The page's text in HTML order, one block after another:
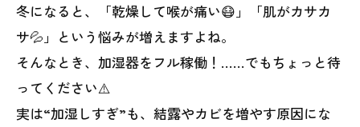
冬になると、「乾燥して喉が痛い😷」「肌がカサカ
サ💦」という悩みが増えますよね。
そんなとき、加湿器をフル稼働！……でもちょっと待
ってください⚠️
実は“加湿しすぎ”も、結露やカビを増やす原因にな